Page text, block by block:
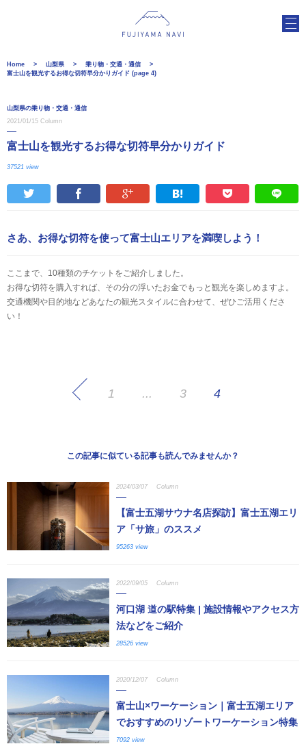
Home 山梨県
乗り物・交通・通信
富士山を観光するお得な切符早分かりガイド (page 4)
山梨県の乗り物・交通・通信
2021/01/15 Column
富士山を観光するお得な切符早分かりガイド
37521 view
さあ、お得な切符を使って富士山エリアを満喫しよう！
ここまで、10種類のチケットをご紹介しました。
お得な切符を購入すれば、その分の浮いたお金でもっと観光を楽しめますよ。
交通機関や目的地などあなたの観光スタイルに合わせて、ぜひご活用くださ
い！
1 ... 3 4
この記事に似ている記事も読んでみませんか？
2024/03/07 Column
【富士五湖サウナ名店探訪】富士五湖エリ
ア「サ旅」のススメ
95263 view
2022/09/05 Column
河口湖 道の駅特集 | 施設情報やアクセス方
法などをご紹介
28526 view
2020/12/07 Column
富士山×ワーケーション｜富士五湖エリア
でおすすめのリゾートワーケーション特集
7092 view